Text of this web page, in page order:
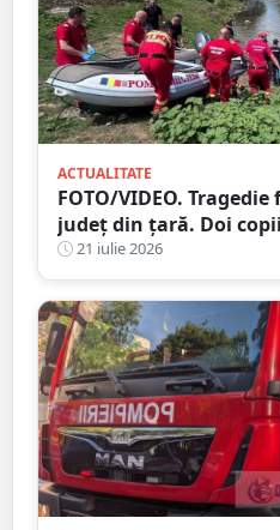
ACTUALITATE
FOTO/VIDEO.
județ din țară. Doi
râu21 iulie 2026